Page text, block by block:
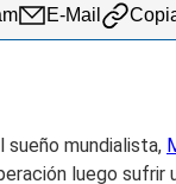
E-Mail
sueño mundialista,
luego